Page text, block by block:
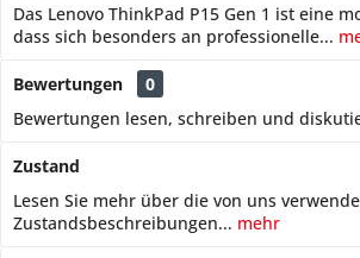
Das Lenovo ThinkPad P15 Gen 1 ist eine
dass sich besonders an professionelle...
Bewertungen
0
Bewertungen lesen, schreiben und
Zustand
Lesen Sie mehr über die von uns
Zustandsbeschreibungen... mehr